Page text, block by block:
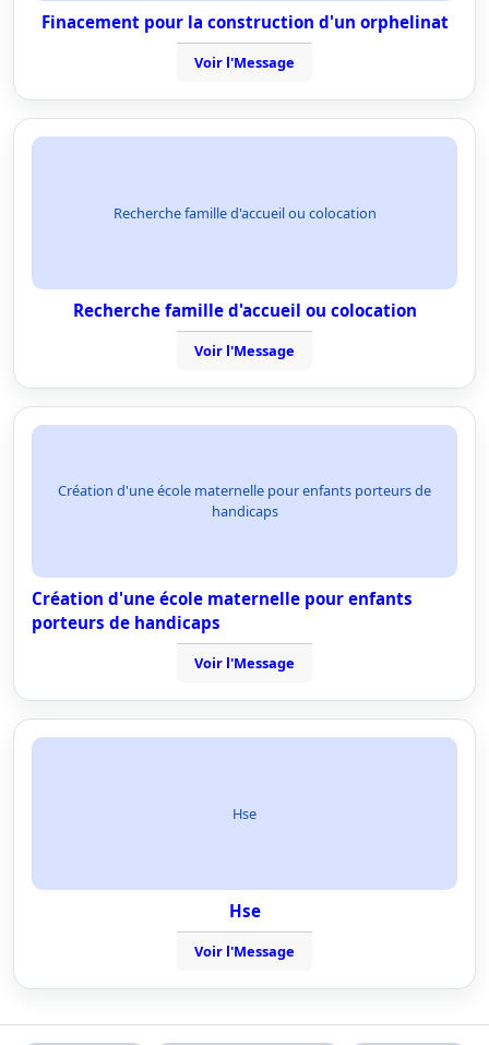
Finacement pour la construction d'un orphelinat
Voir l'Message
Recherche famille d'accueil ou colocation
Recherche famille d'accueil ou colocation
Voir l'Message
Création d'une école maternelle pour enfants porteurs de
handicaps
Création d'une école maternelle pour enfants
porteurs de handicaps
Voir l'Message
Hse
Hse
Voir l'Message